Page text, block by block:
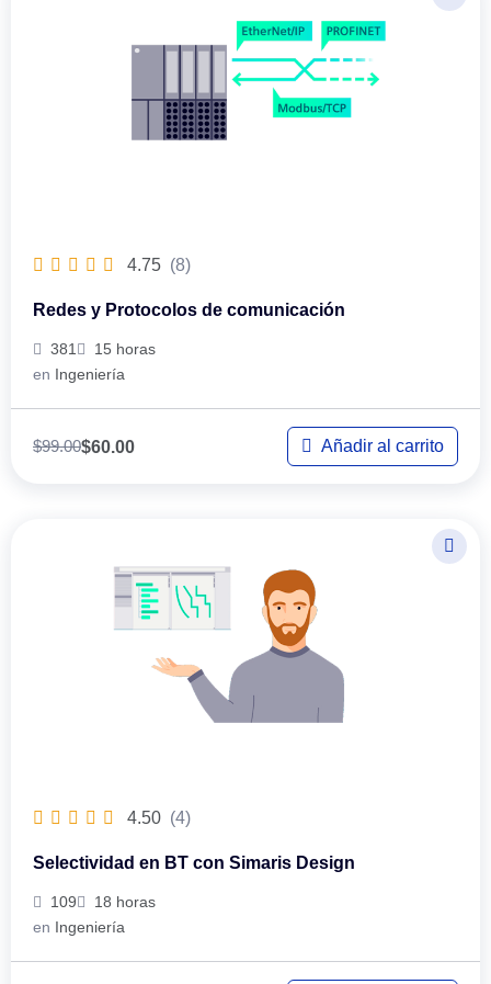
4.75 (8)
Redes y Protocolos de comunicación
381
15 horas
en Ingeniería
$99.00$60.00 Añadir al carrito
4.50 (4)
Selectividad en BT con Simaris Design
109
18 horas
en Ingeniería